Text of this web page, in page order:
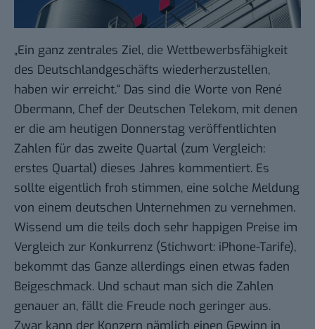
„Ein ganz zentrales Ziel, die Wettbewerbsfähigkeit
des Deutschlandgeschäfts wiederherzustellen,
haben wir erreicht.“ Das sind die Worte von René
Obermann, Chef der Deutschen Telekom, mit denen
er die am heutigen Donnerstag veröffentlichten
Zahlen für das zweite Quartal (zum Vergleich:
erstes Quartal) dieses Jahres kommentiert. Es
sollte eigentlich froh stimmen, eine solche Meldung
von einem deutschen Unternehmen zu vernehmen.
Wissend um die teils doch sehr happigen Preise im
Vergleich zur Konkurrenz (Stichwort: iPhone-Tarife),
bekommt das Ganze allerdings einen etwas faden
Beigeschmack. Und schaut man sich die Zahlen
genauer an, fällt die Freude noch geringer aus.